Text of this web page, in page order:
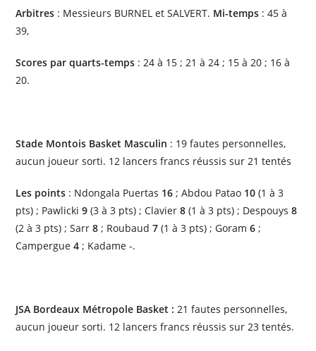
Arbitres : Messieurs BURNEL et SALVERT. Mi-temps : 45 à
39,
Scores par quarts-temps : 24 à 15 ; 21 à 24 ; 15 à 20 ; 16 à
20.
Stade Montois Basket Masculin : 19 fautes personnelles,
aucun joueur sorti. 12 lancers francs réussis sur 21 tentés
Les points : Ndongala Puertas 16 ; Abdou Patao 10 (1 à 3
pts) ; Pawlicki9 (3 à 3 pts) ; Clavier8 (1 à 3 pts) ; Despouys8
(2 à 3 pts) ; Sarr8 ; Roubaud7 (1 à 3 pts) ; Goram6 ;
Campergue4 ; Kadame -.
JSA Bordeaux Métropole Basket : 21 fautes personnelles,
aucun joueur sorti. 12 lancers francs réussis sur 23 tentés.